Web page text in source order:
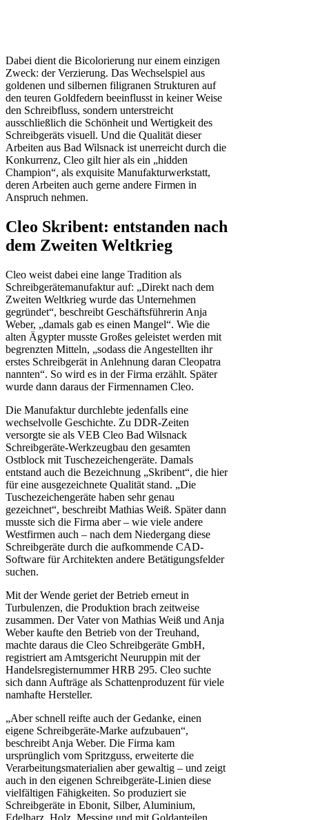
Dabei dient die Bicolorierung nur einem einzigen
Zweck: der Verzierung. Das Wechselspiel aus
goldenen und silbernen filigranen Strukturen auf
den teuren Goldfedern beeinflusst in keiner Weise
den Schreibfluss, sondern unterstreicht
ausschließlich die Schönheit und Wertigkeit des
Schreibgeräts visuell. Und die Qualität dieser
Arbeiten aus Bad Wilsnack ist unerreicht durch die
Konkurrenz, Cleo gilt hier als ein „hidden
Champion“, als exquisite Manufakturwerkstatt,
deren Arbeiten auch gerne andere Firmen in
Anspruch nehmen.
Cleo Skribent: entstanden nach
dem Zweiten Weltkrieg
Cleo weist dabei eine lange Tradition als
Schreibgerätemanufaktur auf: „Direkt nach dem
Zweiten Weltkrieg wurde das Unternehmen
gegründet“, beschreibt Geschäftsführerin Anja
Weber, „damals gab es einen Mangel“. Wie die
alten Ägypter musste Großes geleistet werden mit
begrenzten Mitteln, „sodass die Angestellten ihr
erstes Schreibgerät in Anlehnung daran Cleopatra
nannten“. So wird es in der Firma erzählt. Später
wurde dann daraus der Firmennamen Cleo.
Die Manufaktur durchlebte jedenfalls eine
wechselvolle Geschichte. Zu DDR-Zeiten
versorgte sie als VEB Cleo Bad Wilsnack
Schreibgeräte-Werkzeugbau den gesamten
Ostblock mit Tuschezeichengeräte. Damals
entstand auch die Bezeichnung „Skribent“, die hier
für eine ausgezeichnete Qualität stand. „Die
Tuschezeichengeräte haben sehr genau
gezeichnet“, beschreibt Mathias Weiß. Später dann
musste sich die Firma aber – wie viele andere
Westfirmen auch – nach dem Niedergang diese
Schreibgeräte durch die aufkommende CAD-
Software für Architekten andere Betätigungsfelder
suchen.
Mit der Wende geriet der Betrieb erneut in
Turbulenzen, die Produktion brach zeitweise
zusammen. Der Vater von Mathias Weiß und Anja
Weber kaufte den Betrieb von der Treuhand,
machte daraus die Cleo Schreibgeräte GmbH,
registriert am Amtsgericht Neuruppin mit der
Handelsregisternummer HRB 295. Cleo suchte
sich dann Aufträge als Schattenproduzent für viele
namhafte Hersteller.
„Aber schnell reifte auch der Gedanke, einen
eigene Schreibgeräte-Marke aufzubauen“,
beschreibt Anja Weber. Die Firma kam
ursprünglich vom Spritzguss, erweiterte die
Verarbeitungsmaterialien aber gewaltig – und zeigt
auch in den eigenen Schreibgeräte-Linien diese
vielfältigen Fähigkeiten. So produziert sie
Schreibgeräte in Ebonit, Silber, Aluminium,
Edelharz, Holz, Messing und mit Goldanteilen.